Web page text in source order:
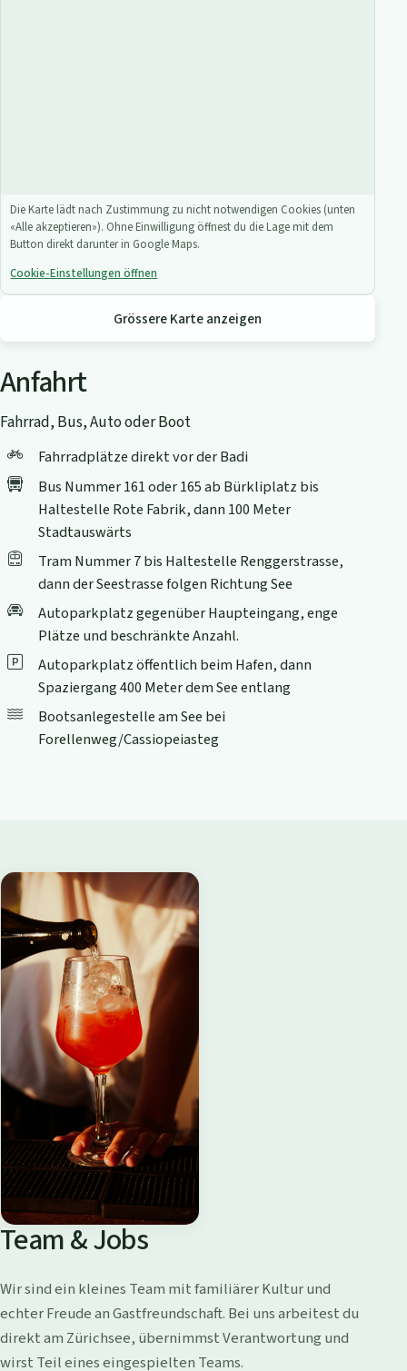
Die Karte lädt nach Zustimmung zu nicht notwendigen Cookies (unten
«Alle akzeptieren»). Ohne Einwilligung öffnest du die Lage mit dem
Button direkt darunter in Google Maps.
Cookie-Einstellungen öffnen
Grössere Karte anzeigen
Anfahrt
Fahrrad, Bus, Auto oder Boot
Fahrradplätze direkt vor der Badi
Bus Nummer 161 oder 165 ab Bürkliplatz bis
Haltestelle Rote Fabrik, dann 100 Meter
Stadtauswärts
Tram Nummer 7 bis Haltestelle Renggerstrasse,
dann der Seestrasse folgen Richtung See
Autoparkplatz gegenüber Haupteingang, enge
Plätze und beschränkte Anzahl.
Autoparkplatz öffentlich beim Hafen, dann
Spaziergang 400 Meter dem See entlang
Bootsanlegestelle am See bei
Forellenweg/Cassiopeiasteg
Team & Jobs
Wir sind ein kleines Team mit familiärer Kultur und
echter Freude an Gastfreundschaft. Bei uns arbeitest du
direkt am Zürichsee, übernimmst Verantwortung und
wirst Teil eines eingespielten Teams.